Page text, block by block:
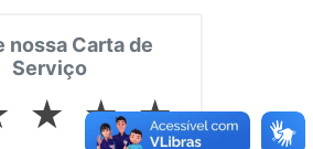
nossa Carta de
Serviço
★ ★ ★